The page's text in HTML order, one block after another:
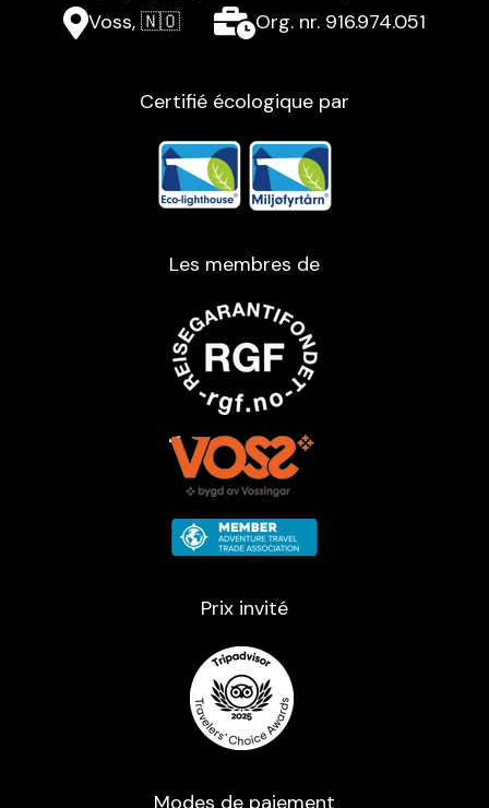
Voss, 🇳🇴
Org. nr. 916.974.051
Certifié écologique par
Les membres de
Prix ​​invité
Modes de paiement